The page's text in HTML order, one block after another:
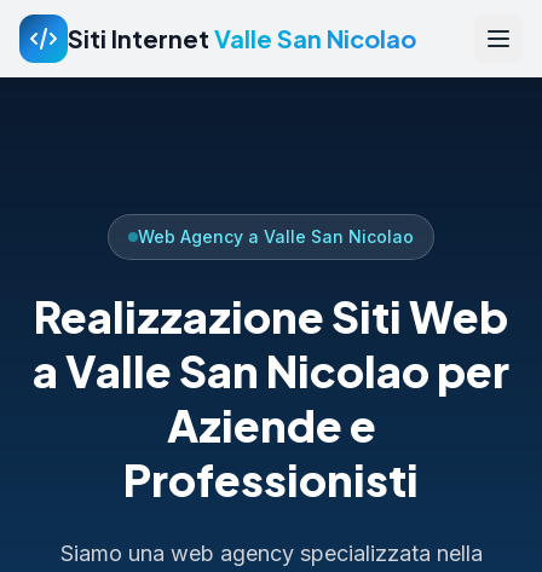
Siti Internet Valle San Nicolao
Web Agency a Valle San Nicolao
Realizzazione Siti Web
a Valle San Nicolao per
Aziende e
Professionisti
Siamo una web agency specializzata nella